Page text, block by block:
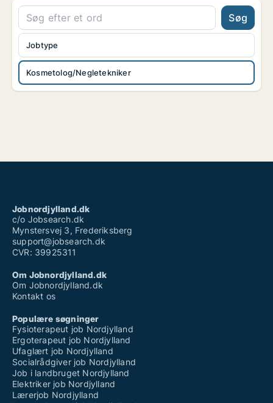
Søg
Kosmetolog/Negletekniker
Jobtype
Jobnordjylland.dk
c/o Jobsearch.dk
Mynstersvej 3, Frederiksberg
support@jobsearch.dk
CVR: 39925311
Om Jobnordjylland.dk
Om Jobnordjylland.dk
Kontakt os
Populære søgninger
Fysioterapeut job Nordjylland
Ergoterapeut job Nordjylland
Ufaglært job Nordjylland
Socialrådgiver job Nordjylland
Job i landbruget Nordjylland
Elektriker job Nordjylland
Lærerjob Nordjylland